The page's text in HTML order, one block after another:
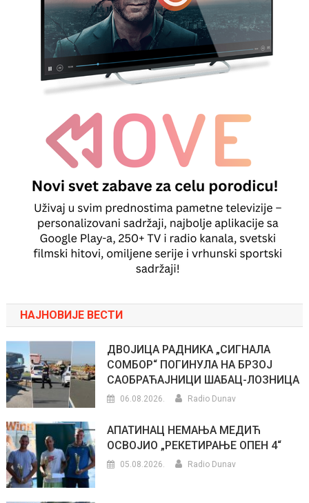
НАЈНОВИЈЕ ВЕСТИ
ДВОЈИЦА РАДНИКА „СИГНАЛА
СОМБОР“ ПОГИНУЛА НА БРЗОЈ
САОБРАЋАЈНИЦИ ШАБАЦ-ЛОЗНИЦА
06.08.2026. Radio Dunav
АПАТИНАЦ НЕМАЊА МЕДИЋ
ОСВОЈИО „РЕКЕТИРАЊЕ ОПЕН 4“
05.08.2026. Radio Dunav